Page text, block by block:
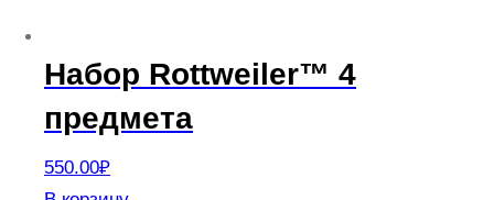
Набор Rottweiler™ 4
предмета
550.00₽